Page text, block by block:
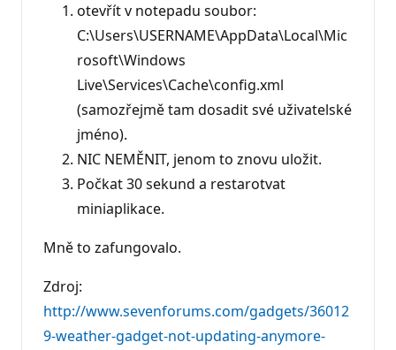
otevřít v notepadu soubor:
C:\Users\USERNAME\AppData\Local\Mic
rosoft\Windows
Live\Services\Cache\config.xml
(samozřejmě tam dosadit své uživatelské
jméno).
NIC NEMĚNIT, jenom to znovu uložit.
Počkat 30 sekund a restarotvat
miniaplikace.
Mně to zafungovalo.
Zdroj:
http://www.sevenforums.com/gadgets/36012
9-weather-gadget-not-updating-anymore-